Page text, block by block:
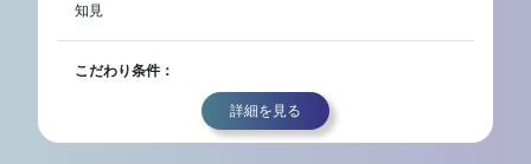
知見
こだわり条件：
詳細を見る